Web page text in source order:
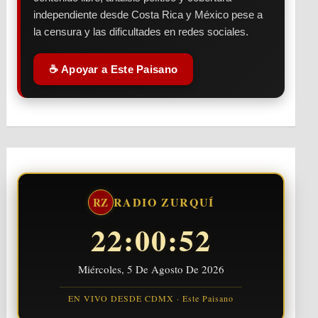
independiente desde Costa Rica y México pese a
la censura y las dificultades en redes sociales.
☕ Apoyar a Este Paisano
RZ RADIO ZURQUÍ
22:00:53
Miércoles, 5 De Agosto De 2026
EN VIVO DESDE CDMX · Este Paisano